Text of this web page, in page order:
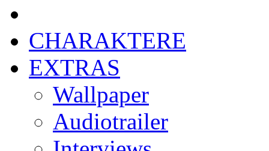
CHARAKTERE
EXTRAS
Wallpaper
Audiotrailer